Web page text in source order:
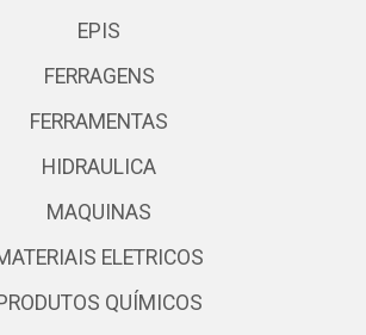
EPIS
FERRAGENS
FERRAMENTAS
HIDRAULICA
MAQUINAS
ELETRICOS
QUÍMICOS